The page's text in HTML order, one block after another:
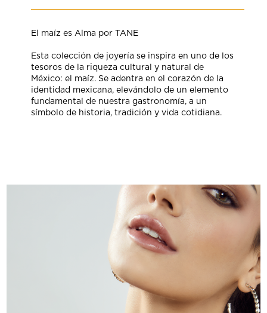
El maíz es Alma por TANE
Esta colección de joyería se inspira en uno de los
tesoros de la riqueza cultural y natural de
México: el maíz. Se adentra en el corazón de la
identidad mexicana, elevándolo de un elemento
fundamental de nuestra gastronomía, a un
símbolo de historia, tradición y vida cotidiana.